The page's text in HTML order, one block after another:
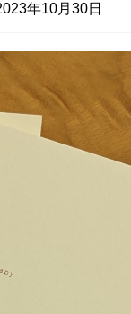
年10月30日